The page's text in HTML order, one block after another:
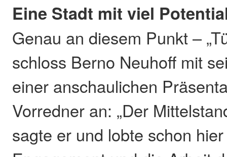
Eine Stadt mit viel
Genau an diesem Punkt –
schloss Berno Neuhoff mit
einer anschaulichen
Vorredner an: „Der
sagte er und lobte schon